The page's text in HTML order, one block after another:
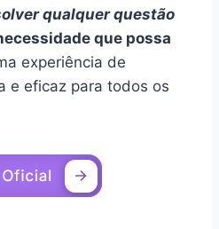
qualquer questão
que possa
experiência de
e eficaz para todos os